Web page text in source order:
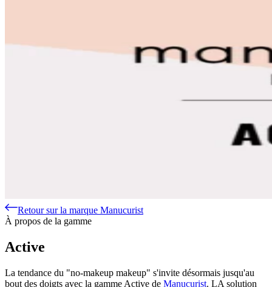
Retour sur la marque Manucurist
À propos de la gamme
Active
La tendance du "no-makeup makeup" s'invite désormais jusqu'au
bout des doigts avec la gamme Active de Manucurist. LA solution